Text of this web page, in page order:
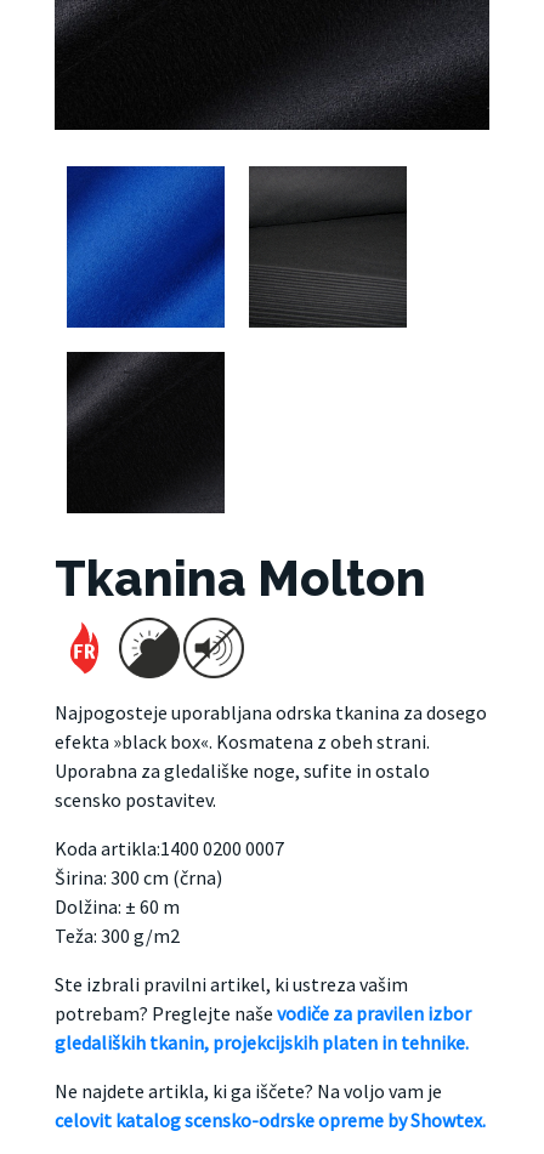
Tkanina Molton
Najpogosteje uporabljana odrska tkanina za dosego
efekta »black box«. Kosmatena z obeh strani.
Uporabna za gledališke noge, sufite in ostalo
scensko postavitev.
Koda artikla:1400 0200 0007
Širina: 300 cm (črna)
Dolžina: ± 60 m
Teža: 300 g/m2
Ste izbrali pravilni artikel, ki ustreza vašim
potrebam? Preglejte naše vodiče za pravilen izbor
gledaliških tkanin, projekcijskih platen in tehnike.
Ne najdete artikla, ki ga iščete? Na voljo vam je
celovit katalog scensko-odrske opreme by Showtex.